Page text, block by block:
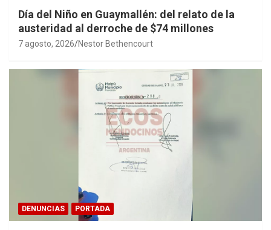
Día del Niño en Guaymallén: del relato de la
austeridad al derroche de $74 millones
7 agosto, 2026 Nestor Bethencourt
DENUNCIAS PORTADA